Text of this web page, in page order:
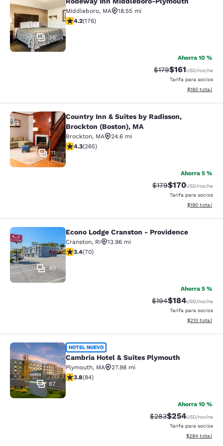
Rodeway Inn Middleboro-Plymouth
26
Middleboro, MA
18.55 mi
calificación de 4.16 estrellas. Muy bueno. 176 reseñas
4.2(176)
Ahorra 10 %
Precio tachado:
$179Precio con
$161USD/noche
Tarifa para socios
Ver detalles
$180 total
Country Inn & Suites by Radisson,
11
Country Inn & Suites by Radisson,
Brockton (Boston), MA
Brockton, MA
24.6 mi
calificación de 4.29 estrellas. Excelente. 265 reseñas
4.3(265)
Ahorra 5 %
Precio tachado:
$179Precio con
$170USD/noche
Tarifa para socios
Ver detalles
$190 total
Econo Lodge Cranston - Providence
40
Econo Lodge Cranston - Providence
Cranston, RI
13.96 mi
calificación de 3.39 estrellas. Bueno. 70 reseñas
3.4(70)
Ahorra 5 %
Precio tachado:
$194Precio con
$184USD/noche
Tarifa para socios
Ver detalles
$210 total
Cambria Hotel & Suites Plymouth
67
HOTEL NUEVO
Cambria Hotel & Suites Plymouth
Plymouth, MA
27.98 mi
calificación de 3.82 estrellas. Bueno. 84 reseñas
3.8(84)
Ahorra 10 %
Precio tachado:
$283Precio con
$254USD/noche
Tarifa para socios
Ver detalles
$284 total